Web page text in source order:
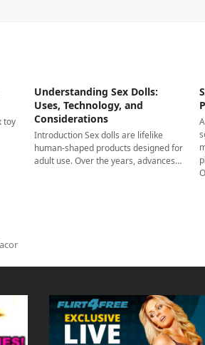
toy
Understanding Sex Dolls:
Uses, Technology, and
Considerations
Introduction Sex dolls are lifelike
human-shaped products designed for
adult use. Over the years, advances…